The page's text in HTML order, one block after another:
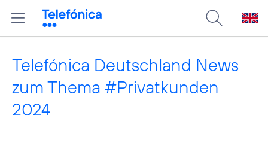
Telefónica Deutschland News
zum Thema #Privatkunden
2024